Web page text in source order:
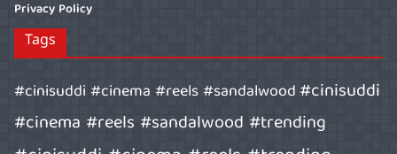
Privacy Policy
Tags
#cinisuddi #cinema #reels #sandalwood#cinisuddi
#cinema #reels #sandalwood #trending